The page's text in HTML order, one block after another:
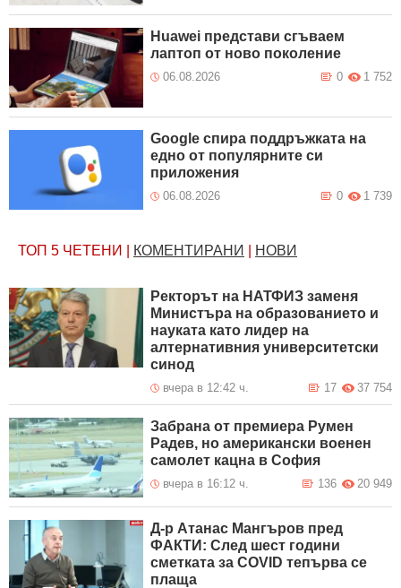
Huawei представи сгъваем
лаптоп от ново поколение
06.08.2026 1 752
0
Google спира поддръжката на
едно от популярните си
приложения
06.08.2026 1 739
0
ТОП 5 ЧЕТЕНИ КОМЕНТИРАНИ НОВИ
Ректорът на НАТФИЗ заменя
Министъра на образованието и
науката като лидер на
алтернативния университетски
синод
вчера в 12:42 ч. 37 754
17
Забрана от премиера Румен
Радев, но американски военен
самолет кацна в София
вчера в 16:12 ч. 20 949
136
Д-р Атанас Мангъров пред
ФАКТИ: След шест години
сметката за COVID тепърва се
плаща